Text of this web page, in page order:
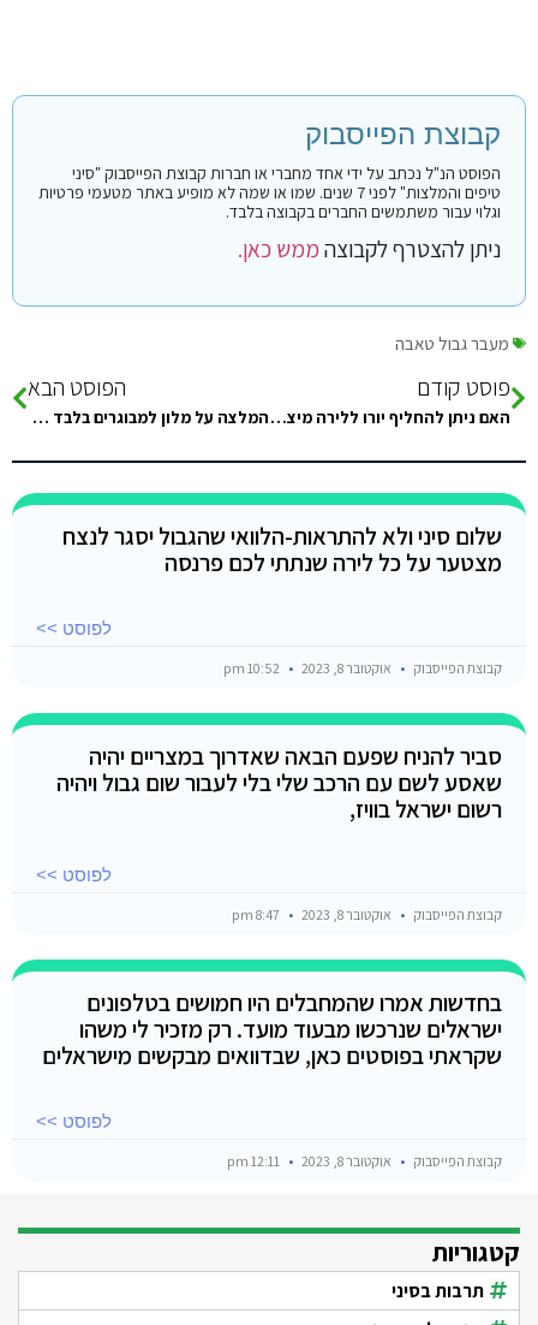
קבוצת הפייסבוק
הפוסט הנ"ל נכתב על ידי אחד מחברי או חברות קבוצת הפייסבוק "סיני
טיפים והמלצות" לפני 7 שנים. שמו או שמה לא מופיע באתר מטעמי פרטיות
וגלוי עבור משתמשים החברים בקבוצה בלבד.
ניתן להצטרף לקבוצהממש כאן.
מעבר גבול טאבה
פוסט קודם
האם ניתן להחליף יורו ללירה מיצרית בגבול בצד המיצרי
הפוסט הבא
המלצה על מלון למבוגרים בלבד בטאבה???
שלום סיני ולא להתראות-הלוואי שהגבול יסגר לנצח
מצטער על כל לירה שנתתי לכם פרנסה
לפוסט >>
קבוצת הפייסבוק אוקטובר 8, 2023
סביר להניח שפעם הבאה שאדרוך במצריים יהיה
שאסע לשם עם הרכב שלי בלי לעבור שום גבול ויהיה
רשום ישראל בוויז,
לפוסט >>
קבוצת הפייסבוק אוקטובר 8, 2023
בחדשות אמרו שהמחבלים היו חמושים בטלפונים
ישראלים שנרכשו מבעוד מועד. רק מזכיר לי משהו
שקראתי בפוסטים כאן, שבדוואים מבקשים מישראלים
לפוסט >>
קבוצת הפייסבוק אוקטובר 8, 2023
קטגוריות
תרבות בסיני